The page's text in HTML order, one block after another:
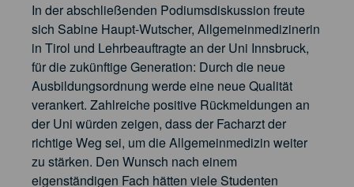
In der abschließenden Podiumsdiskussion freute
sich Sabine Haupt-Wutscher, Allgemeinmedizinerin
in Tirol und Lehrbeauftragte an der Uni Innsbruck,
für die zukünftige Generation: Durch die neue
Ausbildungsordnung werde eine neue Qualität
verankert. Zahlreiche positive Rückmeldungen an
der Uni würden zeigen, dass der Facharzt der
richtige Weg sei, um die Allgemeinmedizin weiter
zu stärken. Den Wunsch nach einem
eigenständigen Fach hätten viele Studenten